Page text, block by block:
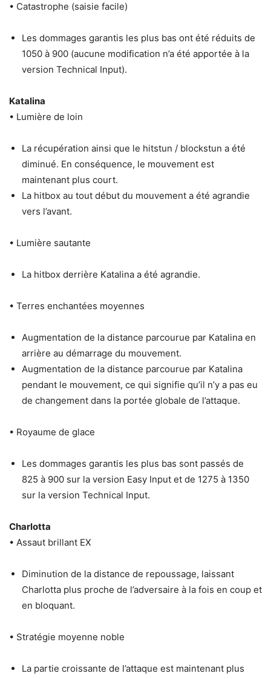
• Catastrophe (saisie facile)
Les dommages garantis les plus bas ont été réduits de
1050 à 900 (aucune modification n’a été apportée à la
version Technical Input).
Katalina
• Lumière de loin
La récupération ainsi que le hitstun / blockstun a été
diminué. En conséquence, le mouvement est
maintenant plus court.
La hitbox au tout début du mouvement a été agrandie
vers l’avant.
• Lumière sautante
La hitbox derrière Katalina a été agrandie.
• Terres enchantées moyennes
Augmentation de la distance parcourue par Katalina en
arrière au démarrage du mouvement.
Augmentation de la distance parcourue par Katalina
pendant le mouvement, ce qui signifie qu’il n’y a pas eu
de changement dans la portée globale de l’attaque.
• Royaume de glace
Les dommages garantis les plus bas sont passés de
825 à 900 sur la version Easy Input et de 1275 à 1350
sur la version Technical Input.
Charlotta
• Assaut brillant EX
Diminution de la distance de repoussage, laissant
Charlotta plus proche de l’adversaire à la fois en coup et
en bloquant.
• Stratégie moyenne noble
La partie croissante de l’attaque est maintenant plus